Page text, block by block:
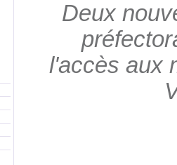
Deux
l'accès aux